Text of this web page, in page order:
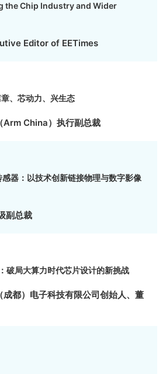
the Chip Industry and Wider
Editor of EETimes
、芯动力、兴生态
Arm China）执行副总裁
器：以技术创新链接物理与数字影像
副总裁
破局大算力时代芯片设计的新挑战
都）电子科技有限公司创始人、董